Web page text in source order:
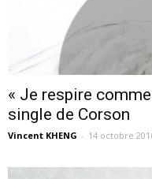
« Je respire
single de Corson
Vincent KHENG - 14 octobre